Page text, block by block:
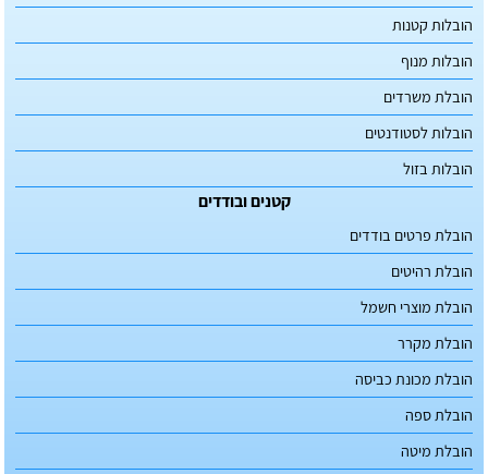
הובלות קטנות
הובלות מנוף
הובלת משרדים
הובלות לסטודנטים
הובלות בזול
קטנים ובודדים
הובלת פרטים בודדים
הובלת רהיטים
הובלת מוצרי חשמל
הובלת מקרר
הובלת מכונת כביסה
הובלת ספה
הובלת מיטה